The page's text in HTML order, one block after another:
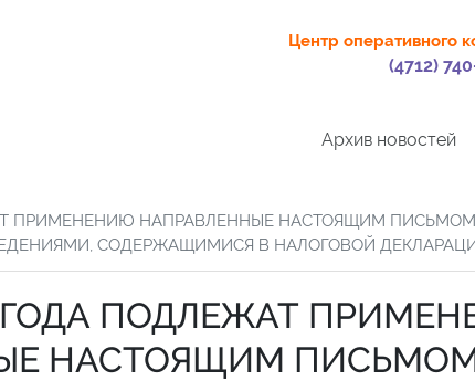
Центр оперативного
(4712)
Архив новостей
ПРИМЕНЕНИЮ НАПРАВЛЕННЫЕ НАСТОЯЩИМ
СОДЕРЖАЩИМИСЯ В НАЛОГОВОЙ
ГОДА ПОДЛЕЖАТ
НАСТОЯЩИМ